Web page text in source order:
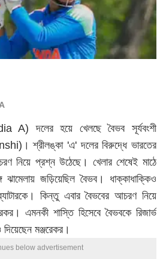
A) দলের হয়ে খেলছে বৈভব সূর্যবংশী
শ্রীলঙ্কা 'এ' দলের বিরুদ্ধে ভারতের
নিয়ে প্রশ্ন উঠেছে। খেলার শেষেই মাঠে
ঝামেলায় জড়িয়েছিল বৈভব। ধাক্কাধাক্কিও
কিন্তু এবার বৈভবের আচরণ নিয়ে
এমনকী শাস্তি হিসেবে বৈভবকে রিজার্ভ
দিয়েছেন মঞ্জরেকর।
below advertisement